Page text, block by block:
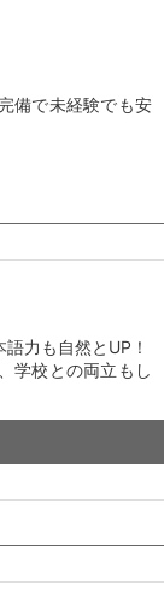
備で未経験でも安
力も自然とUP！
学校との両立もし